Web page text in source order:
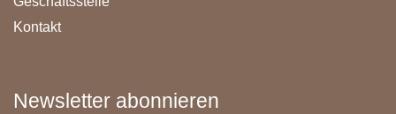
Newsletter abonnieren
Kontakt